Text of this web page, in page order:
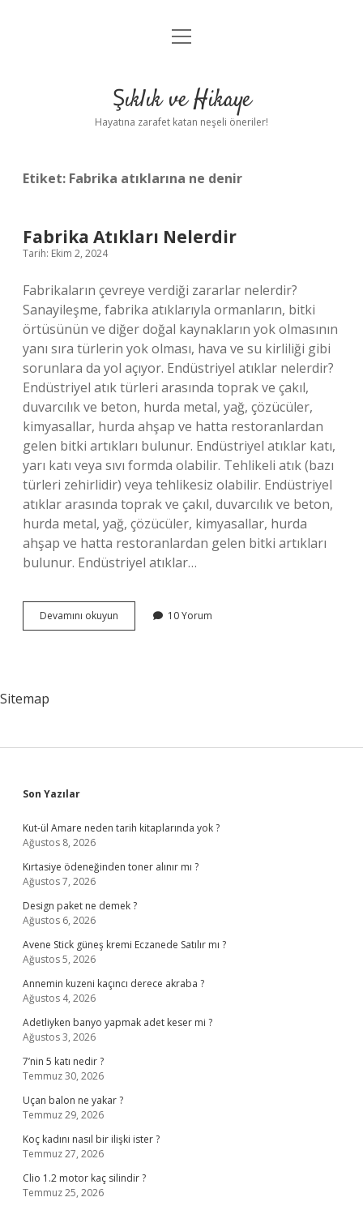
Anasayfa
Yasal Uyarı
menüyü
Şıklık ve Hikaye
Hayatına zarafet katan neşeli öneriler!
Etiket: Fabrika atıklarına ne denir
Fabrika Atıkları Nelerdir
Tarih: Ekim 2, 2024
Fabrikaların çevreye verdiği zararlar nelerdir?
Sanayileşme, fabrika atıklarıyla ormanların, bitki
örtüsünün ve diğer doğal kaynakların yok olmasının
yanı sıra türlerin yok olması, hava ve su kirliliği gibi
sorunlara da yol açıyor. Endüstriyel atıklar nelerdir?
Endüstriyel atık türleri arasında toprak ve çakıl,
duvarcılık ve beton, hurda metal, yağ, çözücüler,
kimyasallar, hurda ahşap ve hatta restoranlardan
gelen bitki artıkları bulunur. Endüstriyel atıklar katı,
yarı katı veya sıvı formda olabilir. Tehlikeli atık (bazı
türleri zehirlidir) veya tehlikesiz olabilir. Endüstriyel
atıklar arasında toprak ve çakıl, duvarcılık ve beton,
hurda metal, yağ, çözücüler, kimyasallar, hurda
ahşap ve hatta restoranlardan gelen bitki artıkları
bulunur. Endüstriyel atıklar…
Devamını okuyun
Atıkları
10 Yorum
Sitemap
Sidebar
Son Yazılar
Kut-ül Amare neden tarih kitaplarında yok ?
Ağustos 8, 2026
Kırtasiye ödeneğinden toner alınır mı ?
Ağustos 7, 2026
Design paket ne demek ?
Ağustos 6, 2026
Avene Stick güneş kremi Eczanede Satılır mı ?
Ağustos 5, 2026
Annemin kuzeni kaçıncı derece akraba ?
Ağustos 4, 2026
Adetliyken banyo yapmak adet keser mi ?
Ağustos 3, 2026
7’nin 5 katı nedir ?
Temmuz 30, 2026
Uçan balon ne yakar ?
Temmuz 29, 2026
Koç kadını nasıl bir ilişki ister ?
Temmuz 27, 2026
Clio 1.2 motor kaç silindir ?
Temmuz 25, 2026